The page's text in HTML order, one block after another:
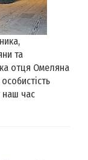
та
отця Омеляна
наш час